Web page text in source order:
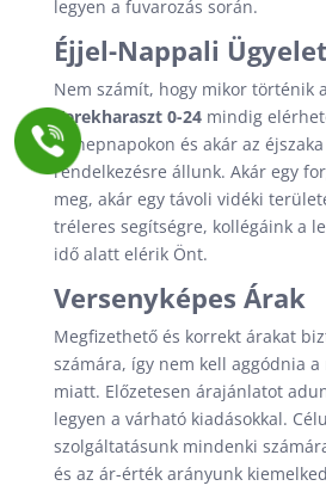
legyen a fuvarozás során.
Éjjel-Nappali Ügyelet
Nem számít, hogy mikor történik
Kerekharaszt 0-24mindig
ünnepnapokon és akár az
rendelkezésre állunk. Akár egy
meg, akár egy távoli vidéki
tréleres segítségre, kollégáink a
idő alatt elérik Önt.
Versenyképes Árak
Megfizethető és korrekt árakat
számára, így nem kell aggódnia
miatt. Előzetesen árajánlatot
legyen a várható kiadásokkal.
szolgáltatásunk mindenki
és az ár-érték arányunk